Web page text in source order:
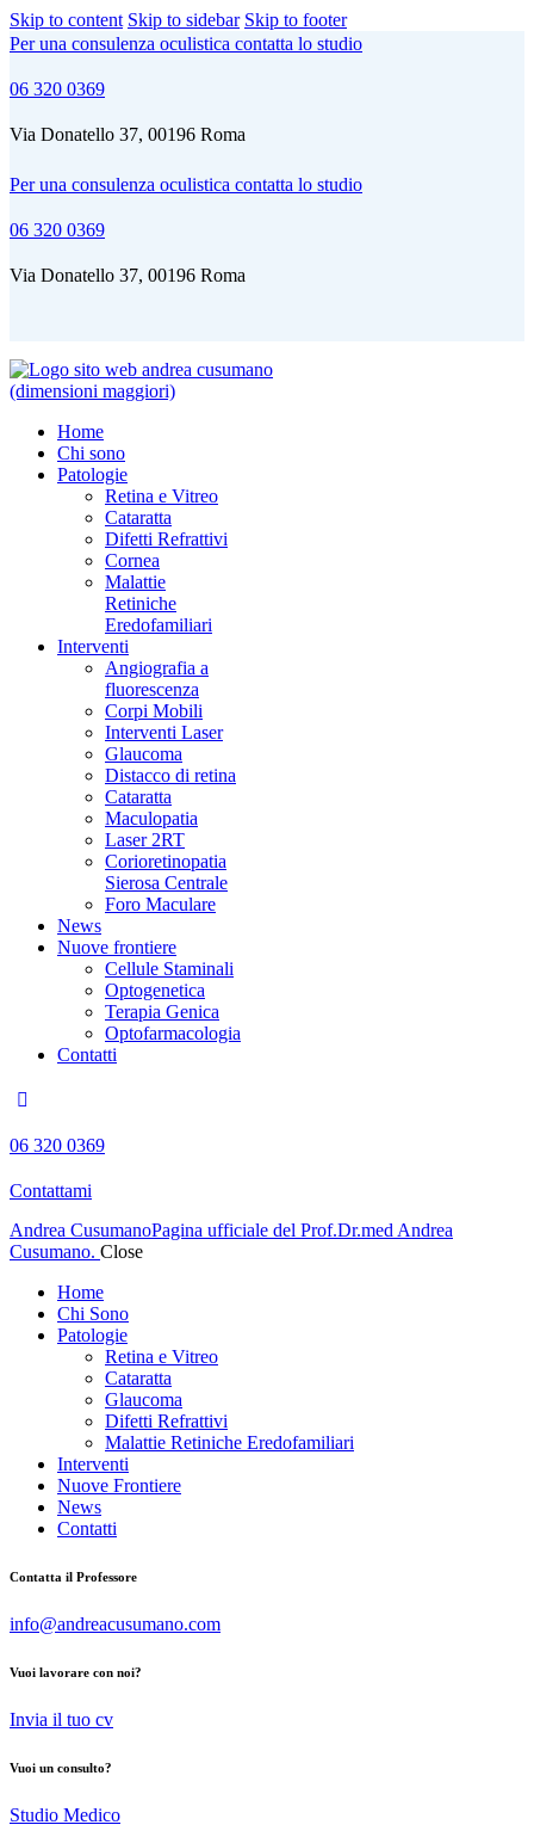
Skip to content Skip to sidebar Skip to footer
Per una consulenza oculistica contatta lo studio
06 320 0369
Via Donatello 37, 00196 Roma
Per una consulenza oculistica contatta lo studio
06 320 0369
Via Donatello 37, 00196 Roma
Home
Chi sono
Patologie
Retina e Vitreo
Cataratta
Difetti Refrattivi
Cornea
Malattie
Retiniche
Eredofamiliari
Interventi
Angiografia a
fluorescenza
Corpi Mobili
Interventi Laser
Glaucoma
Distacco di retina
Cataratta
Maculopatia
Laser 2RT
Corioretinopatia
Sierosa Centrale
Foro Maculare
News
Nuove frontiere
Cellule Staminali
Optogenetica
Terapia Genica
Optofarmacologia
Contatti
06 320 0369
Contattami
Andrea CusumanoPagina ufficiale del Prof.Dr.med Andrea
Cusumano. Close
Home
Chi Sono
Patologie
Retina e Vitreo
Cataratta
Glaucoma
Difetti Refrattivi
Malattie Retiniche Eredofamiliari
Interventi
Nuove Frontiere
News
Contatti
Contatta il Professore
info@andreacusumano.com
Vuoi lavorare con noi?
Invia il tuo cv
Vuoi un consulto?
Studio Medico